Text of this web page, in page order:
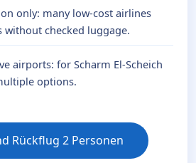
only: many low-cost airlines
without checked luggage.
airports: for Scharm El-Scheich
options.
Rückflug 2 Personen